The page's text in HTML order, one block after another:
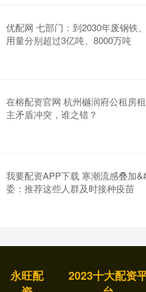
优配网 七部门：到2030年废钢铁
用量分别超过3亿吨、8000万吨
在榕配资官网 杭州樾润府公租房
主矛盾冲突，谁之错？
我要配资APP下载 寒潮流感叠加
委：推荐这些人群及时接种疫苗
永旺配
2023十大配资